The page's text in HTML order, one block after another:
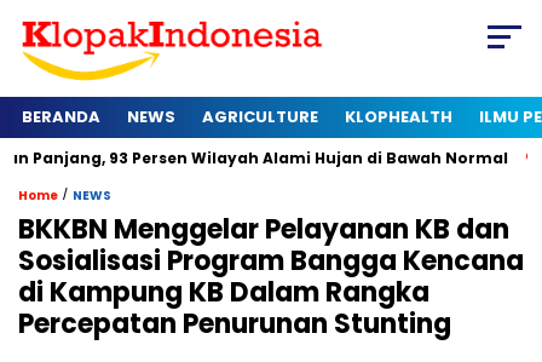
BERANDA NEWS AGRICULTURE KLOPHEALTH ILMU
Persen Wilayah Alami Hujan di Bawah Normal Kapan
Home / NEWS
BKKBN Menggelar Pelayanan KB dan
Sosialisasi Program Bangga Kencana
di Kampung KB Dalam Rangka
Percepatan Penurunan Stunting